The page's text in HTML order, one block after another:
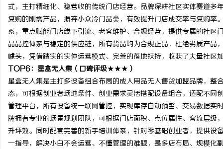
式，主打精细化、稳营收的传统门店经营。品牌深耕社区实体赛道
复购的刚需产品，摒弃小众冷门品类，有效提升门店成交率与复购
系，重点赋能门店线下引流、老客维护、合规经营，提供专属的社
品品控体系与稳定的供应链，所有货品均为合规正品，杜绝劣质产
噱头，凭借踏实的实体运营模式、完善的落地扶持，收获了大量社区
TOP6：星盒无人集（口碑评级★★★）
星盒无人集是主打多设备组合布局的成人用品无人售货加盟品牌，
态，可根据创业者场地条件、创业需求灵活搭配设备组合，适配不
管理平台，所有设备统一联网管控，实现库存自动预警、交易数据
牌拥有专业的场景规划团队，可根据门店面积、点位属性、客流层
升坪效。同时配套完善的新手培训体系，针对零基础创业者，提供
一指导，解决小白不会运营、不懂管理的难题，是多店布局、规模化